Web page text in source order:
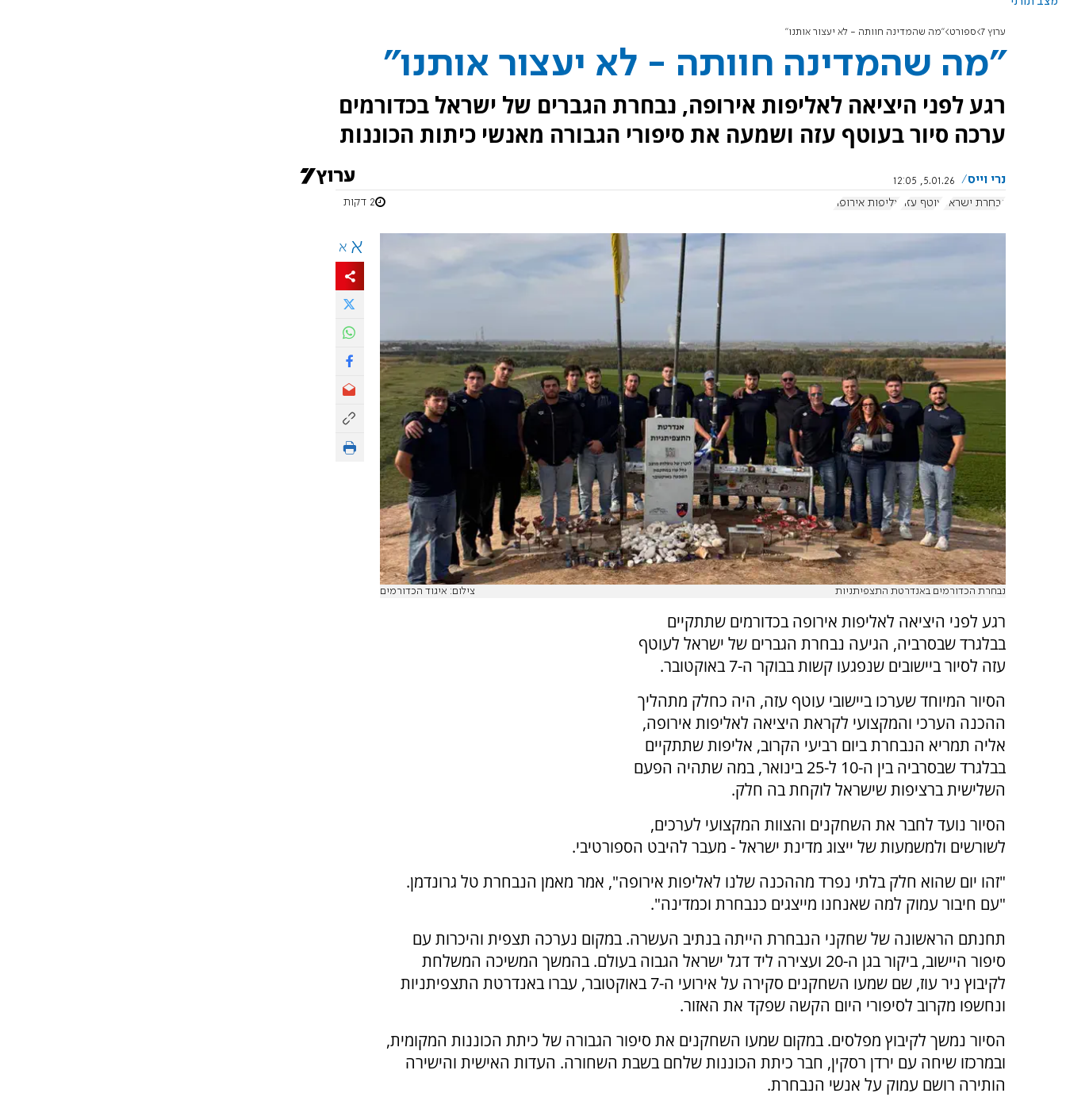
ערוץ 7 ספורט "מה שהמדינה חוותה - לא יעצור אותנו"
"מה שהמדינה חוותה - לא יעצור אותנו"
רגע לפני היציאה לאליפות אירופה, נבחרת הגברים של ישראל בכדורמים
ערכה סיור בעוטף עזה ושמעה את סיפורי הגבורה מאנשי כיתות הכוננות
נרי וייס
5.01.26, 12:05
נבחרת ישראל
עוטף עזה אליפות אירופה 2 דקות
נבחרת הכדורמים באנדרטת התצפיתניות צילום: איגוד הכדורמים
רגע לפני היציאה לאליפות אירופה בכדורמים שתתקיים
בבלגרד שבסרביה, הגיעה נבחרת הגברים של ישראל לעוטף
עזה לסיור ביישובים שנפגעו קשות בבוקר ה-7 באוקטובר.
הסיור המיוחד שערכו ביישובי עוטף עזה, היה כחלק מתהליך
ההכנה הערכי והמקצועי לקראת היציאה לאליפות אירופה,
אליה תמריא הנבחרת ביום רביעי הקרוב, אליפות שתתקיים
בבלגרד שבסרביה בין ה-10 ל-25 בינואר, במה שתהיה הפעם
השלישית ברציפות שישראל לוקחת בה חלק.
הסיור נועד לחבר את השחקנים והצוות המקצועי לערכים,
לשורשים ולמשמעות של ייצוג מדינת ישראל - מעבר להיבט הספורטיבי.
"זהו יום שהוא חלק בלתי נפרד מההכנה שלנו לאליפות אירופה", אמר מאמן הנבחרת טל גרונדמן.
"עם חיבור עמוק למה שאנחנו מייצגים כנבחרת וכמדינה".
תחנתם הראשונה של שחקני הנבחרת הייתה בנתיב העשרה. במקום נערכה תצפית והיכרות עם
סיפור היישוב, ביקור בגן ה-20 ועצירה ליד דגל ישראל הגבוה בעולם. בהמשך המשיכה המשלחת
לקיבוץ ניר עוז, שם שמעו השחקנים סקירה על אירועי ה-7 באוקטובר, עברו באנדרטת התצפיתניות
ונחשפו מקרוב לסיפורי היום הקשה שפקד את האזור.
הסיור נמשך לקיבוץ מפלסים. במקום שמעו השחקנים את סיפור הגבורה של כיתת הכוננות המקומית,
ובמרכזו שיחה עם ירדן רסקין, חבר כיתת הכוננות שלחם בשבת השחורה. העדות האישית והישירה
הותירה רושם עמוק על אנשי הנבחרת.
א א